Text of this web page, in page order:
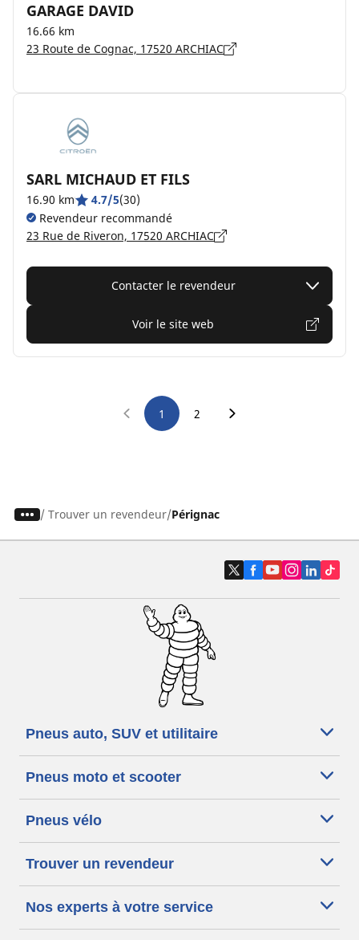
GARAGE DAVID
16.66 km
23 Route de Cognac, 17520 ARCHIAC
SARL MICHAUD ET FILS
16.90 km 4.7/5(30)
Revendeur recommandé
23 Rue de Riveron, 17520 ARCHIAC
Contacter le revendeur
Voir le site web
1 2
/ Trouver un revendeur Pérignac
Pneus auto, SUV et utilitaire
Pneus moto et scooter
Pneus vélo
Trouver un revendeur
Nos experts à votre service